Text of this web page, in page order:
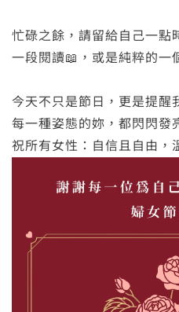
忙碌之餘，請留給自己一點
一段閱讀📖，或是純粹的一
今天不只是節日，更是提醒
每一種姿態的妳，都閃閃發
祝所有女性：自信且自由，